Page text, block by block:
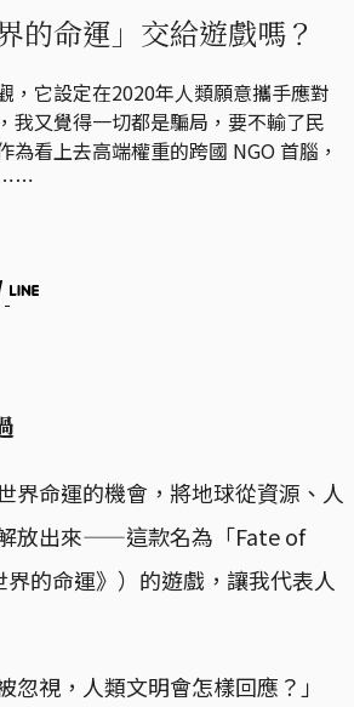
的命運」交給遊戲嗎？
，它設定在2020年人類願意攜手應對
我又覺得一切都是騙局，要不輸了民
為看上去高端權重的跨國 NGO 首腦，
⋯⋯
界命運的機會，將地球從資源、人
放出來——這款名為「Fate of
的命運》）的遊戲，讓我代表人
忽視，人類文明會怎樣回應？」